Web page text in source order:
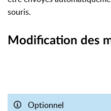
souris.
Modification des
Optionnel